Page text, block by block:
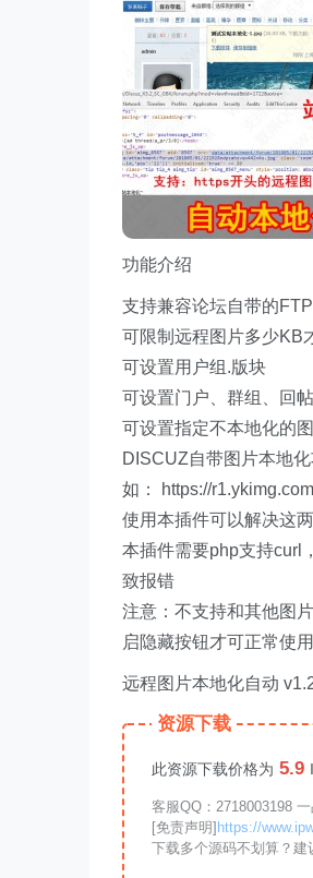
功能介绍
支持兼容论坛自带的
可限制远程图片多少KB
可设置用户组.版块
可设置门户、群组、回
可设置指定不本地化的
DISCUZ自带图片本地
如： https://
使用本插件可以解决这
本插件需要php支持curl
致报错
注意：不支持和其他图
启隐藏按钮才可正常使
远程图片本地化自动
资源下载
此资源下载价格为 5.9
客服QQ：2718003198
[免责声明] https://
下载多个源码不划算？建